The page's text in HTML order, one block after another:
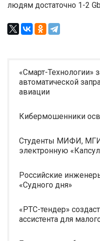
людям достаточно 1-2
«Смарт-Технологии»
автоматической
авиации
Кибермошенники
Студенты МИФИ,
электронную
Российские
«Судного дня»
«РТС-тендер»
ассистента для